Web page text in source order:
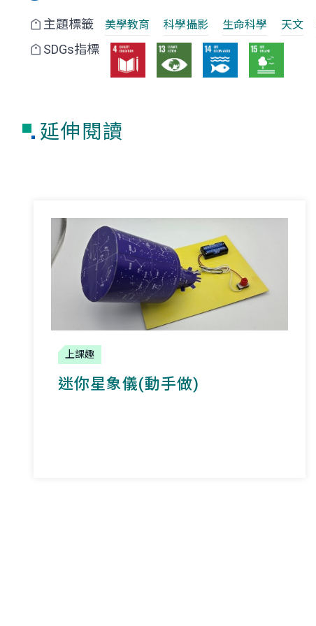
主題標籤 美學教育 科學攝影 生命科學 天文
SDGs指標
延伸閱讀
上課趣
迷你星象儀(動手做)